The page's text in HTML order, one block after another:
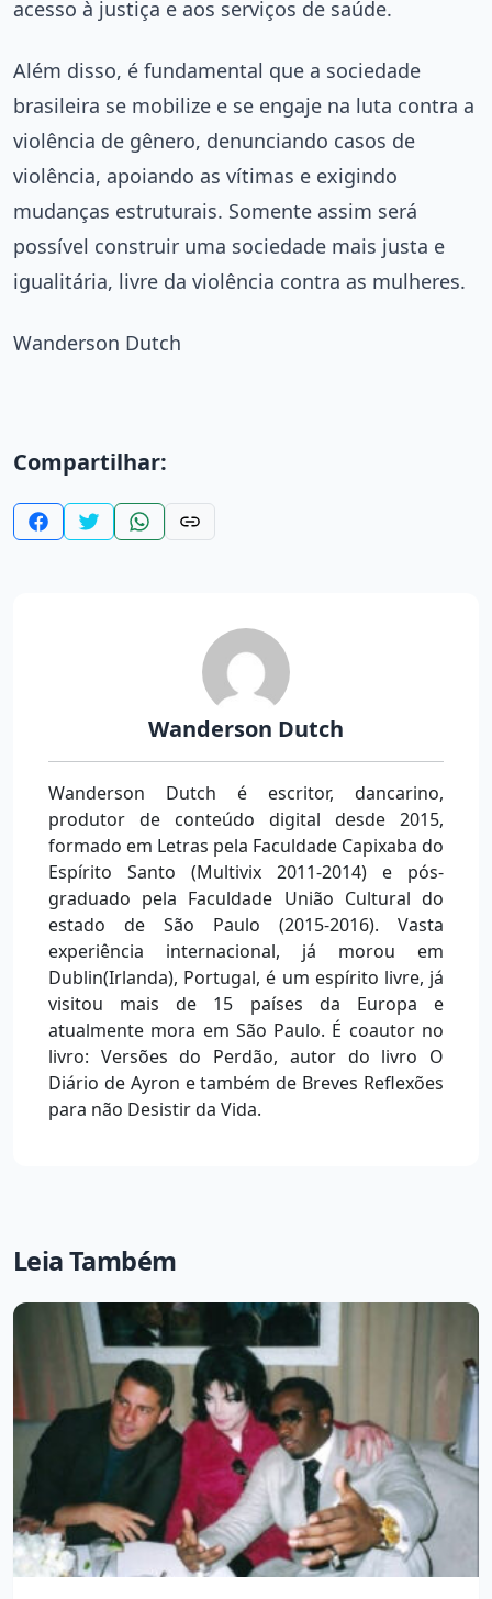
acesso à justiça e aos serviços de saúde.
Além disso, é fundamental que a sociedade
brasileira se mobilize e se engaje na luta contra a
violência de gênero, denunciando casos de
violência, apoiando as vítimas e exigindo
mudanças estruturais. Somente assim será
possível construir uma sociedade mais justa e
igualitária, livre da violência contra as mulheres.
Wanderson Dutch
Compartilhar:
Wanderson Dutch
Wanderson Dutch é escritor, dancarino,
produtor de conteúdo digital desde 2015,
formado em Letras pela Faculdade Capixaba do
Espírito Santo (Multivix 2011-2014) e pós-
graduado pela Faculdade União Cultural do
estado de São Paulo (2015-2016). Vasta
experiência internacional, já morou em
Dublin(Irlanda), Portugal, é um espírito livre, já
visitou mais de 15 países da Europa e
atualmente mora em São Paulo. É coautor no
livro: Versões do Perdão, autor do livro O
Diário de Ayron e também de Breves Reflexões
para não Desistir da Vida.
Leia Também